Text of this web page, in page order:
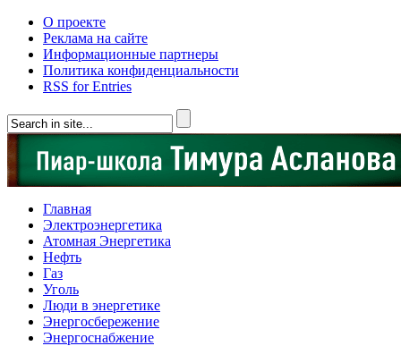
О проекте
Реклама на сайте
Информационные партнеры
Политика конфиденциальности
RSS for Entries
Главная
Электроэнергетика
Атомная Энергетика
Нефть
Газ
Уголь
Люди в энергетике
Энергосбережение
Энергоснабжение